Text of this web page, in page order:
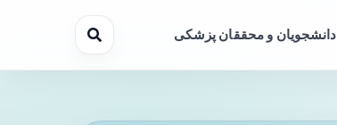
دانشجویان و محققان پزشکی